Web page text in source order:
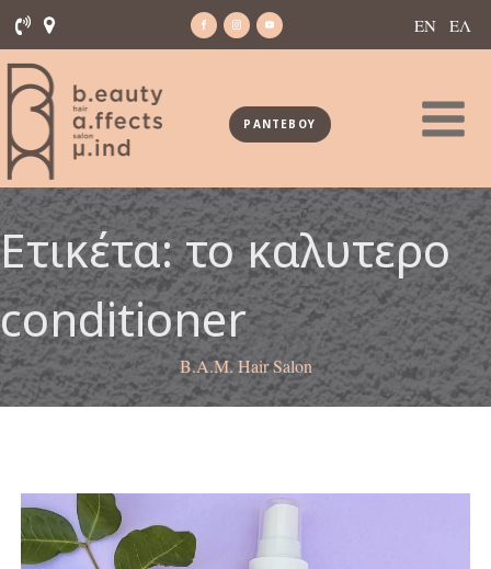
ΕΝ ΕΛ
ΡΑΝΤΕΒΟΥ
Ετικέτα:το καλυτερο
conditioner
B.A.M. Hair Salon